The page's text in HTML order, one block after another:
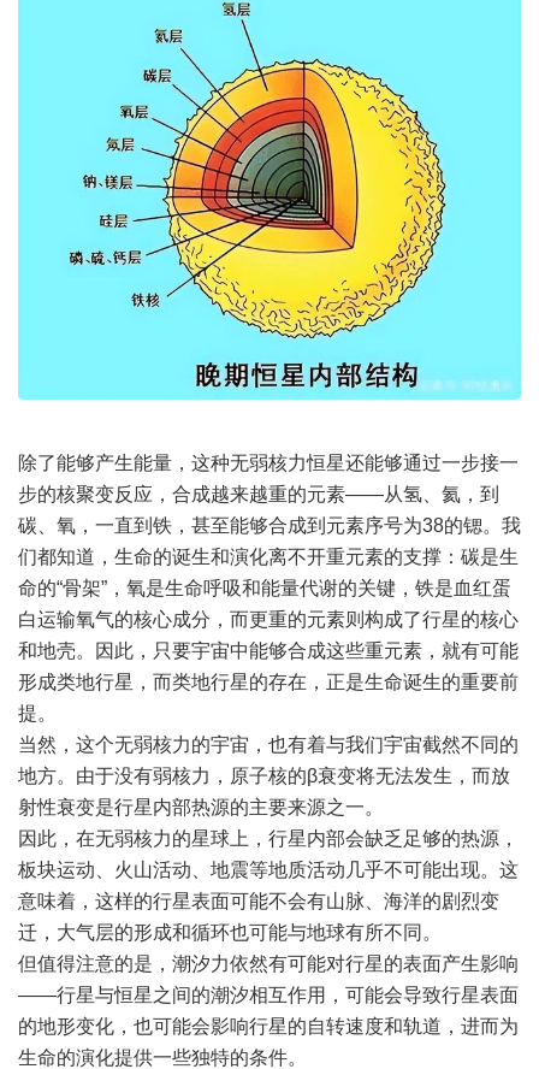
除了能够产生能量，这种无弱核力恒星还能够通过一步接一
步的核聚变反应，合成越来越重的元素——从氢、氦，到
碳、氧，一直到铁，甚至能够合成到元素序号为38的锶。我
们都知道，生命的诞生和演化离不开重元素的支撑：碳是生
命的“骨架”，氧是生命呼吸和能量代谢的关键，铁是血红蛋
白运输氧气的核心成分，而更重的元素则构成了行星的核心
和地壳。因此，只要宇宙中能够合成这些重元素，就有可能
形成类地行星，而类地行星的存在，正是生命诞生的重要前
提。
当然，这个无弱核力的宇宙，也有着与我们宇宙截然不同的
地方。由于没有弱核力，原子核的β衰变将无法发生，而放
射性衰变是行星内部热源的主要来源之一。
因此，在无弱核力的星球上，行星内部会缺乏足够的热源，
板块运动、火山活动、地震等地质活动几乎不可能出现。这
意味着，这样的行星表面可能不会有山脉、海洋的剧烈变
迁，大气层的形成和循环也可能与地球有所不同。
但值得注意的是，潮汐力依然有可能对行星的表面产生影响
——行星与恒星之间的潮汐相互作用，可能会导致行星表面
的地形变化，也可能会影响行星的自转速度和轨道，进而为
生命的演化提供一些独特的条件。